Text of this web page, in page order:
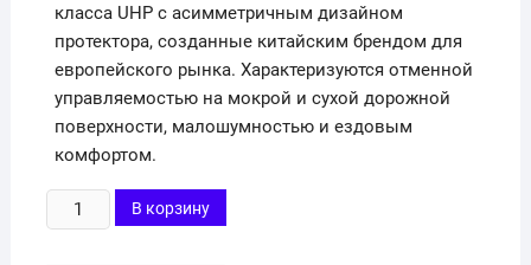
класса UHP с асимметричным дизайном
протектора, созданные китайским брендом для
европейского рынка. Характеризуются отменной
управляемостью на мокрой и сухой дорожной
поверхности, малошумностью и ездовым
комфортом.
Количество
товара
В корзину